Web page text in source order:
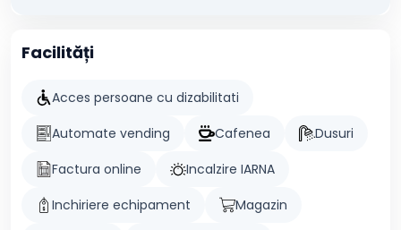
Facilități
Acces persoane cu dizabilitati
Automate vending
Cafenea
Dusuri
Factura online
Incalzire IARNA
Inchiriere echipament
Magazin